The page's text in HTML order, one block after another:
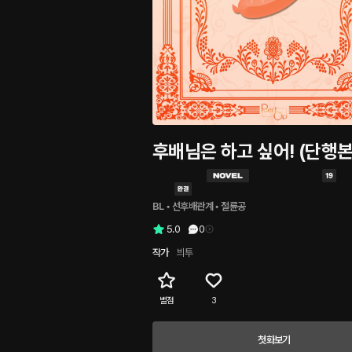
후배님은 하고 싶어! (단행
BL • 선후배관계 • 절륜공
5.0
0
작가
븨투
별점 3
첫화보기